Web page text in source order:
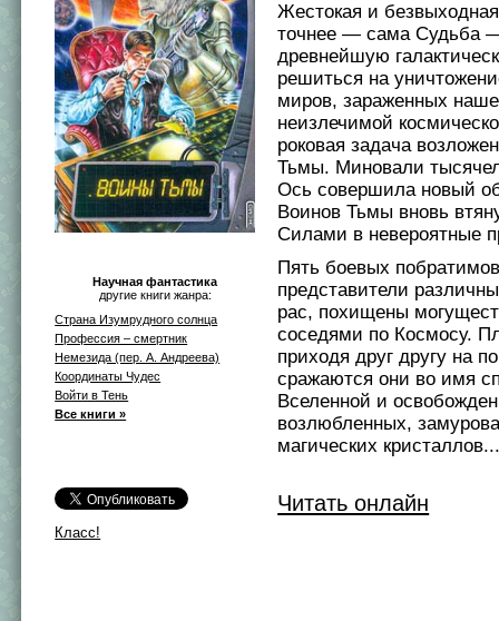
Научная фантастика
другие книги жанра:
Страна Изумрудного солнца
Профессия – смертник
Немезида (пер. А. Андреева)
Координаты Чудес
Войти в Тень
Все книги »
Класс!
Жестокая и
точнее — сама Судьба
древнейшую
решиться на
миров, зараженных
неизлечимой
роковая задача
Тьмы. Миновали
Ось совершила новый
Воинов Тьмы вновь
Силами в невероятные
Пять боевых
представители
рас, похищены
соседями по Космосу.
приходя друг другу на
сражаются они во имя
Вселенной и
возлюбленных,
магических
Читать онлайн